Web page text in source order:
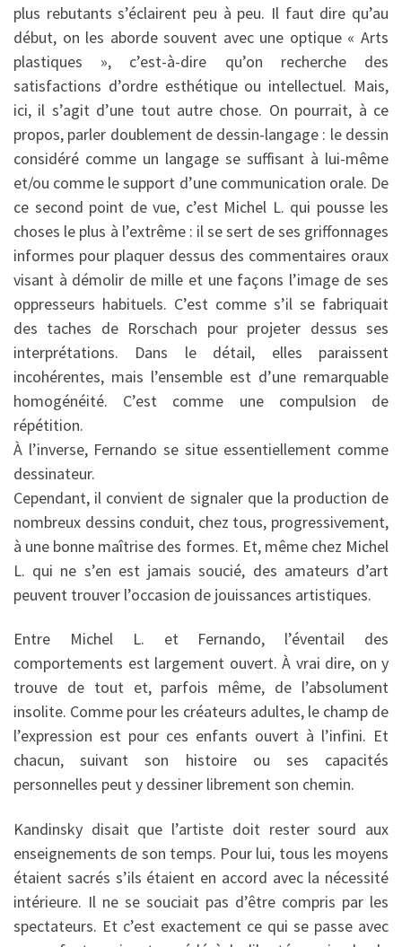
plus rebutants s’éclairent peu à peu. Il faut dire qu’au
début, on les aborde souvent avec une optique « Arts
plastiques », c’est-à-dire qu’on recherche des
satisfactions d’ordre esthétique ou intellectuel. Mais,
ici, il s’agit d’une tout autre chose. On pourrait, à ce
propos, parler doublement de dessin-langage : le dessin
considéré comme un langage se suffisant à lui-même
et/ou comme le support d’une communication orale. De
ce second point de vue, c’est Michel L. qui pousse les
choses le plus à l’extrême : il se sert de ses griffonnages
informes pour plaquer dessus des commentaires oraux
visant à démolir de mille et une façons l’image de ses
oppresseurs habituels. C’est comme s’il se fabriquait
des taches de Rorschach pour projeter dessus ses
interprétations. Dans le détail, elles paraissent
incohérentes, mais l’ensemble est d’une remarquable
homogénéité. C’est comme une compulsion de
répétition.
À l’inverse, Fernando se situe essentiellement comme
dessinateur.
Cependant, il convient de signaler que la production de
nombreux dessins conduit, chez tous, progressivement,
à une bonne maîtrise des formes. Et, même chez Michel
L. qui ne s’en est jamais soucié, des amateurs d’art
peuvent trouver l’occasion de jouissances artistiques.
Entre Michel L. et Fernando, l’éventail des
comportements est largement ouvert. À vrai dire, on y
trouve de tout et, parfois même, de l’absolument
insolite. Comme pour les créateurs adultes, le champ de
l’expression est pour ces enfants ouvert à l’infini. Et
chacun, suivant son histoire ou ses capacités
personnelles peut y dessiner librement son chemin.
Kandinsky disait que l’artiste doit rester sourd aux
enseignements de son temps. Pour lui, tous les moyens
étaient sacrés s’ils étaient en accord avec la nécessité
intérieure. Il ne se souciait pas d’être compris par les
spectateurs. Et c’est exactement ce qui se passe avec